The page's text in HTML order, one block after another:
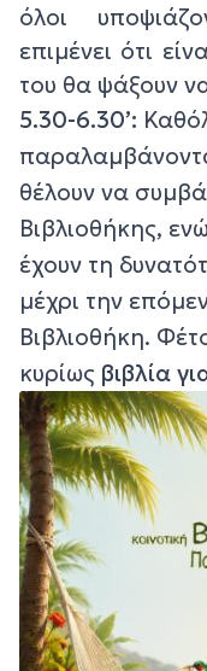
όλοι
επιμένει ότι
του θα ψάξουν
5.30-6.30’:
θέλουν να
Βιβλιοθήκης,
έχουν τη
μέχρι την
Βιβλιοθήκη.
κυρίως βιβλία